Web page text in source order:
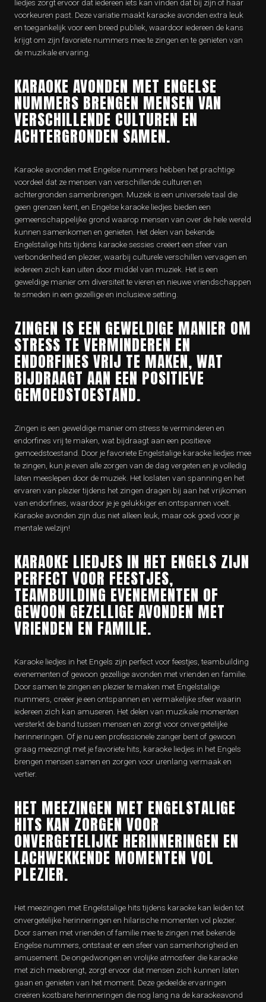
liedjes zorgt ervoor dat iedereen iets kan vinden dat bij zijn of haar
voorkeuren past. Deze variatie maakt karaoke avonden extra leuk
en toegankelijk voor een breed publiek, waardoor iedereen de kans
krijgt om zijn favoriete nummers mee te zingen en te genieten van
de muzikale ervaring.
KARAOKE AVONDEN MET ENGELSE
NUMMERS BRENGEN MENSEN VAN
VERSCHILLENDE CULTUREN EN
ACHTERGRONDEN SAMEN.
Karaoke avonden met Engelse nummers hebben het prachtige
voordeel dat ze mensen van verschillende culturen en
achtergronden samenbrengen. Muziek is een universele taal die
geen grenzen kent, en Engelse karaoke liedjes bieden een
gemeenschappelijke grond waarop mensen van over de hele wereld
kunnen samenkomen en genieten. Het delen van bekende
Engelstalige hits tijdens karaoke sessies creëert een sfeer van
verbondenheid en plezier, waarbij culturele verschillen vervagen en
iedereen zich kan uiten door middel van muziek. Het is een
geweldige manier om diversiteit te vieren en nieuwe vriendschappen
te smeden in een gezellige en inclusieve setting.
ZINGEN IS EEN GEWELDIGE MANIER OM
STRESS TE VERMINDEREN EN
ENDORFINES VRIJ TE MAKEN, WAT
BIJDRAAGT AAN EEN POSITIEVE
GEMOEDSTOESTAND.
Zingen is een geweldige manier om stress te verminderen en
endorfines vrij te maken, wat bijdraagt aan een positieve
gemoedstoestand. Door je favoriete Engelstalige karaoke liedjes mee
te zingen, kun je even alle zorgen van de dag vergeten en je volledig
laten meeslepen door de muziek. Het loslaten van spanning en het
ervaren van plezier tijdens het zingen dragen bij aan het vrijkomen
van endorfines, waardoor je je gelukkiger en ontspannen voelt.
Karaoke avonden zijn dus niet alleen leuk, maar ook goed voor je
mentale welzijn!
KARAOKE LIEDJES IN HET ENGELS ZIJN
PERFECT VOOR FEESTJES,
TEAMBUILDING EVENEMENTEN OF
GEWOON GEZELLIGE AVONDEN MET
VRIENDEN EN FAMILIE.
Karaoke liedjes in het Engels zijn perfect voor feestjes, teambuilding
evenementen of gewoon gezellige avonden met vrienden en familie.
Door samen te zingen en plezier te maken met Engelstalige
nummers, creëer je een ontspannen en vermakelijke sfeer waarin
iedereen zich kan amuseren. Het delen van muzikale momenten
versterkt de band tussen mensen en zorgt voor onvergetelijke
herinneringen. Of je nu een professionele zanger bent of gewoon
graag meezingt met je favoriete hits, karaoke liedjes in het Engels
brengen mensen samen en zorgen voor urenlang vermaak en
vertier.
HET MEEZINGEN MET ENGELSTALIGE
HITS KAN ZORGEN VOOR
ONVERGETELIJKE HERINNERINGEN EN
LACHWEKKENDE MOMENTEN VOL
PLEZIER.
Het meezingen met Engelstalige hits tijdens karaoke kan leiden tot
onvergetelijke herinneringen en hilarische momenten vol plezier.
Door samen met vrienden of familie mee te zingen met bekende
Engelse nummers, ontstaat er een sfeer van samenhorigheid en
amusement. De ongedwongen en vrolijke atmosfeer die karaoke
met zich meebrengt, zorgt ervoor dat mensen zich kunnen laten
gaan en genieten van het moment. Deze gedeelde ervaringen
creëren kostbare herinneringen die nog lang na de karaokeavond